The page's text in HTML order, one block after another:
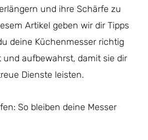
und ihre Schärfe zu
Artikel geben wir dir Tipps
deine Küchenmesser richtig
und aufbewahrst, damit sie dir
Dienste leisten.
So bleiben deine Messer